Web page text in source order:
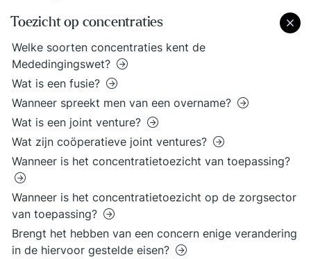
Toezicht op concentraties
Welke soorten concentraties kent de
Mededingingswet?
Wat is een fusie?
Wanneer spreekt men van een overname?
Wat is een joint venture?
Wat zijn coöperatieve joint ventures?
Wanneer is het concentratietoezicht van toepassing?
Wanneer is het concentratietoezicht op de zorgsector
van toepassing?
Brengt het hebben van een concern enige verandering
in de hiervoor gestelde eisen?